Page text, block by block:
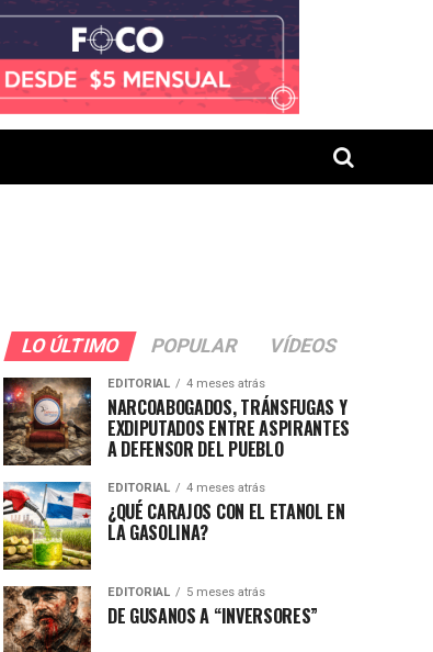
LO ÚLTIMO POPULAR VÍDEOS
EDITORIAL 4 meses atrás
NARCOABOGADOS, TRÁNSFUGAS Y
EXDIPUTADOS ENTRE ASPIRANTES
A DEFENSOR DEL PUEBLO
EDITORIAL 4 meses atrás
¿QUÉ CARAJOS CON EL ETANOL EN
LA GASOLINA?
EDITORIAL 5 meses atrás
DE GUSANOS A “INVERSORES”